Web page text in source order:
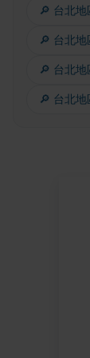
🔎 台北地
🔎 台北地
🔎 台北地
🔎 台北地